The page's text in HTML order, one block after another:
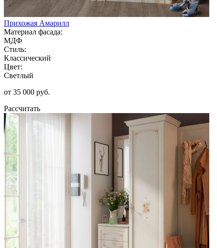
Прихожая Амарилл
Материал фасада:
МДФ
Стиль:
Классический
Цвет:
Светлый
от 35 000 руб.
Рассчитать